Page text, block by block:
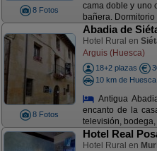
8 Fotos
cama doble y uno
bañera.
8 Fotos
Abadia de
Hotel Rural en
Arguis (Huesca)
18+2 plazas
10 km de Huesca
Antigua
encanto de la
televisión, bodega,
Hotel Real
Hotel Rural en